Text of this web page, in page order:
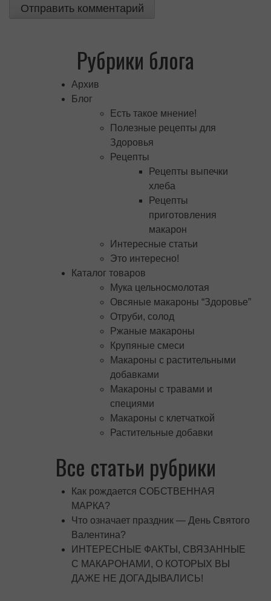
Рубрики блога
Архив
Блог
Есть такое мнение!
Полезные рецепты для
Здоровья
Рецепты
Рецепты выпечки
хлеба
Рецепты
приготовления
макарон
Интересные статьи
Это интересно!
Каталог товаров
Мука цельносмолотая
Овсяные макароны “Здоровье”
Отруби, солод
Ржаные макароны
Крупяные смеси
Макароны с растительными
добавками
Макароны с травами и
специями
Макароны с клетчаткой
Растительные добавки
Все статьи рубрики
Как рождается СОБСТВЕННАЯ
МАРКА?
Что означает праздник — День Святого
Валентина?
ИНТЕРЕСНЫЕ ФАКТЫ, СВЯЗАННЫЕ
С МАКАРОНАМИ, О КОТОРЫХ ВЫ
ДАЖЕ НЕ ДОГАДЫВАЛИСЬ!